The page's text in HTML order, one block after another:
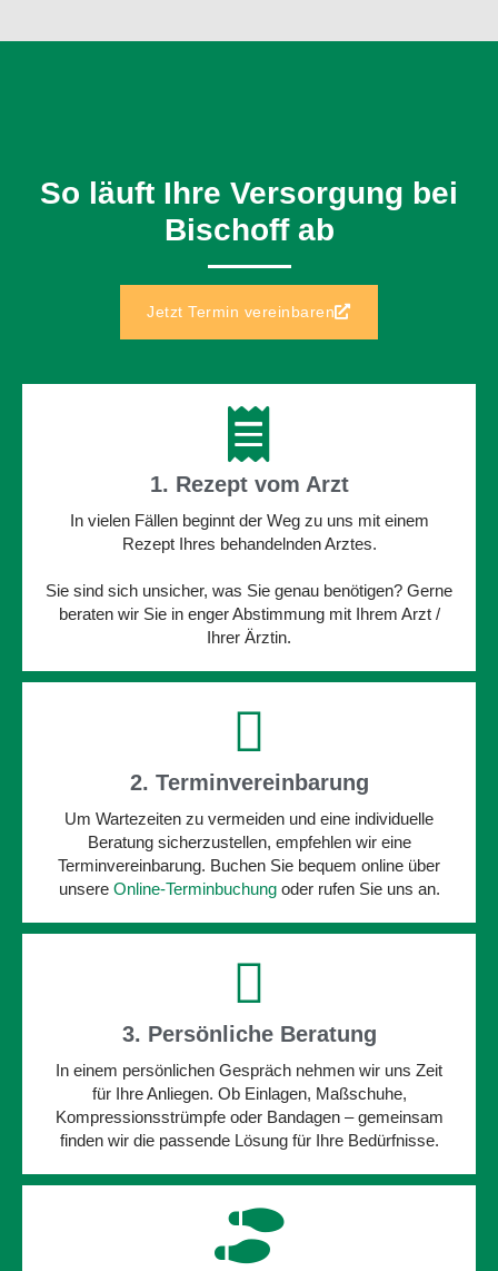
So läuft Ihre Versorgung bei
Bischoff ab
Jetzt Termin vereinbaren
1. Rezept vom Arzt
In vielen Fällen beginnt der Weg zu uns mit einem
Rezept Ihres behandelnden Arztes.
Sie sind sich unsicher, was Sie genau benötigen? Gerne
beraten wir Sie in enger Abstimmung mit Ihrem Arzt /
Ihrer Ärztin.
2. Termin­vereinbarung
Um Wartezeiten zu vermeiden und eine individuelle
Beratung sicherzustellen, empfehlen wir eine
Terminvereinbarung. Buchen Sie bequem online über
unsere Online-Terminbuchungoder rufen Sie uns an.
3. Persönliche Beratung
In einem persönlichen Gespräch nehmen wir uns Zeit
für Ihre Anliegen. Ob Einlagen, Maßschuhe,
Kompressionsstrümpfe oder Bandagen – gemeinsam
finden wir die passende Lösung für Ihre Bedürfnisse.